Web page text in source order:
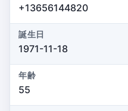
+13656144820
誕生日
1971-11-18
年齢
55